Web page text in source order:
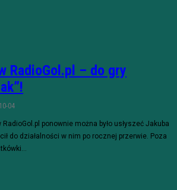
RadioGol.pl – do gry
04
ponownie można było usłyszeć Jakuba
do działalności w nim po rocznej przerwie. Poza